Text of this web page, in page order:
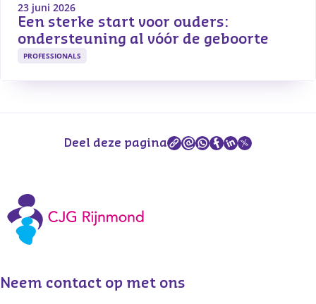
23 juni 2026
Een sterke start voor ouders:
ondersteuning al vóór de geboorte
PROFESSIONALS
Deel deze pagina
Neem contact op met ons